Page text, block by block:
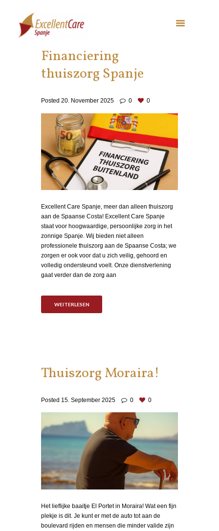
Financiering
thuiszorg Spanje
Posted 20. November 2025 0 0
Excellent Care Spanje, meer dan alleen thuiszorg
aan de Spaanse Costa! Excellent Care Spanje
staat voor hoogwaardige, persoonlijke zorg in het
zonnige Spanje. Wij bieden niet alleen
professionele thuiszorg aan de Spaanse Costa; we
zorgen er ook voor dat u zich veilig, gehoord en
volledig ondersteund voelt. Onze dienstverlening
gaat verder dan de zorg aan
WEITERLESEN
Thuiszorg Moraira!
Posted 15. September 2025 0 0
Het lieflijke baaitje El Portet in Moraira! Wat een fijn
plekje is dit. Je kunt er met de auto tot aan de
boulevard rijden en mensen die minder valide zijn